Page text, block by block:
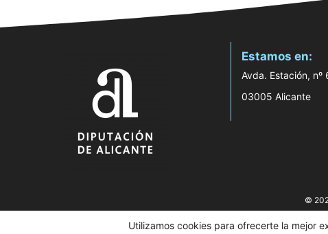
Estamos en:
Avda. Estación, nº
03005 Alicante
©
Utilizamos cookies para ofrecerte la mejor